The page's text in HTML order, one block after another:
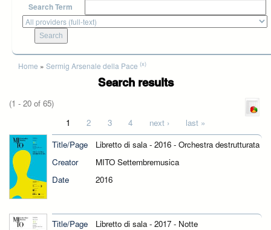
Search Term
You are here
Home » Sermig Arsenale della Pace (x)
Search results
(1 - 20 of 65)
1 2 3 4 next ›
last »
Title/Page
Libretto di sala - 2016 - Orchestra destrutturata
Creator
MITO Settembremusica
Date
2016
Title/Page
Libretto di sala - 2017 - Notte